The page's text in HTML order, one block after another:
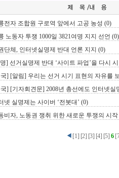
전자 조합원 구로역 앞에서 고공 농성 (0)
노동자 투쟁 1000일 3821여명 지지 선언 (0)
단체, 인터넷실명제 반대 언론 지지 (0)
] 선거실명제 반대 ‘사이트 파업’을 다시
] [알림] 우리는 선거 시기 표현의 자유를
] [기자회견문] 2008년 총선에도 인터넷실
넷 실명제는 사이버 ‘전봇대’ (0)
비자, 노동권 쟁취 위한 새로운 투쟁의 시작
[1] [2] [3] [4] [5]6 [